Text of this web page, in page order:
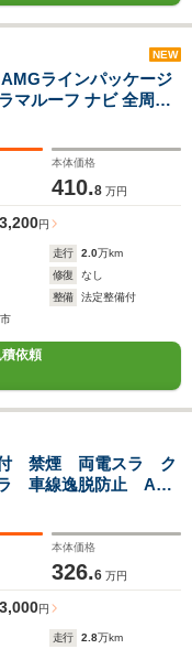
NEW
ラインパッケージ
マルーフ ナビ 全周囲
ィPKG Pアシスト
シートヒーター Pバ
本体価格
410.8 万円
円
走行 2.0万km
修復
なし
整備
法定整備付
依頼
禁煙 両電スラ ク
車線逸脱防止 Aホ
グTV ステリモ 後
18インチAW
本体価格
326.6 万円
円
走行 2.8万km